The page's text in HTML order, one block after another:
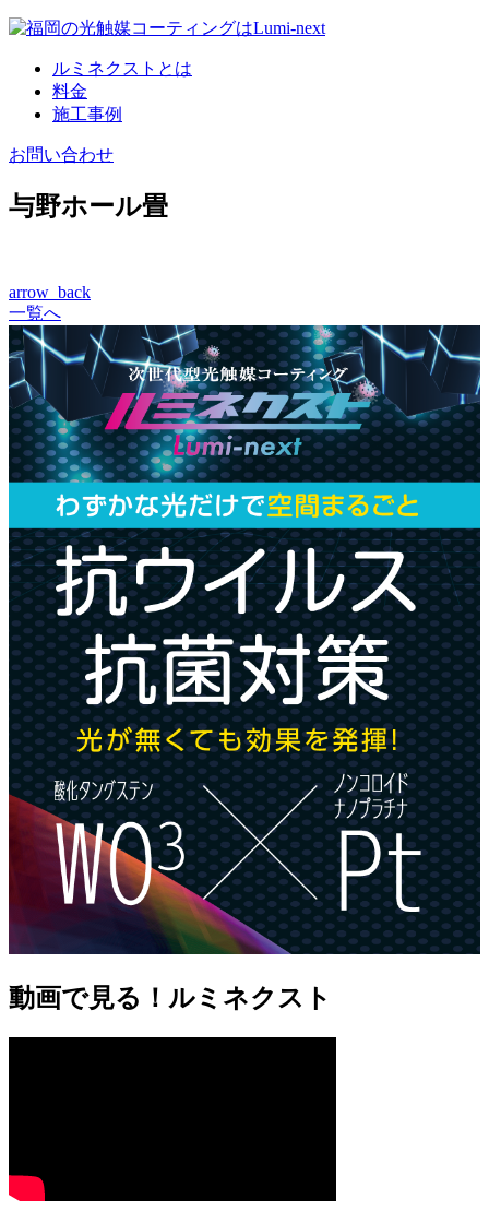
コ
ルミネクストとは
料金
施工事例
お問い合わせ
与野ホール畳
arrow_back
一覧へ
動画で見る！ルミネクスト